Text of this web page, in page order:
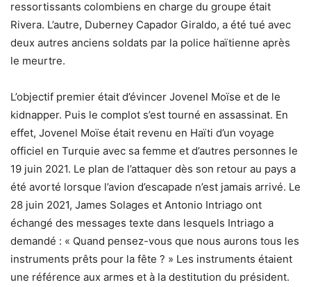
ressortissants colombiens en charge du groupe était
Rivera. L’autre, Duberney Capador Giraldo, a été tué avec
deux autres anciens soldats par la police haïtienne après
le meurtre.
L’objectif premier était d’évincer Jovenel Moïse et de le
kidnapper. Puis le complot s’est tourné en assassinat. En
effet, Jovenel Moïse était revenu en Haïti d’un voyage
officiel en Turquie avec sa femme et d’autres personnes le
19 juin 2021. Le plan de l’attaquer dès son retour au pays a
été avorté lorsque l’avion d’escapade n’est jamais arrivé. Le
28 juin 2021, James Solages et Antonio Intriago ont
échangé des messages texte dans lesquels Intriago a
demandé : « Quand pensez-vous que nous aurons tous les
instruments prêts pour la fête ? » Les instruments étaient
une référence aux armes et à la destitution du président.